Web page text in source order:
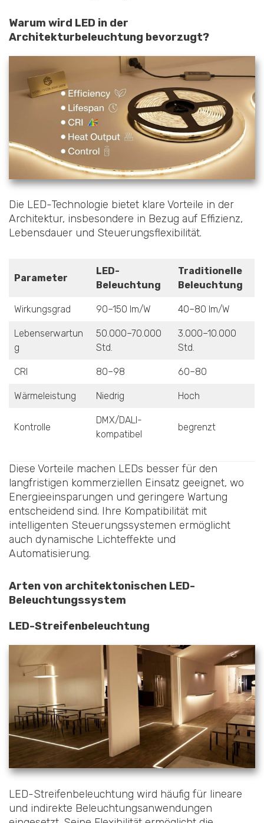
Warum wird LED in der
Architekturbeleuchtung bevorzugt?
Die LED-Technologie bietet klare Vorteile in der
Architektur, insbesondere in Bezug auf Effizienz,
Lebensdauer und Steuerungsflexibilität.
Parameter
LED-
Beleuchtung
Traditionelle
Beleuchtung
Wirkungsgrad 90–150 lm/W 40–80 lm/W
Lebenserwartun
g
50.000–70.000
Std.
3.000–10.000
Std.
CRI 80–98 60–80
Wärmeleistung Niedrig Hoch
Kontrolle
DMX/DALI-
kompatibel
begrenzt
Diese Vorteile machen LEDs besser für den
langfristigen kommerziellen Einsatz geeignet, wo
Energieeinsparungen und geringere Wartung
entscheidend sind. Ihre Kompatibilität mit
intelligenten Steuerungssystemen ermöglicht
auch dynamische Lichteffekte und
Automatisierung.
Arten von architektonischen LED-
Beleuchtungssystem
LED-Streifenbeleuchtung
LED-Streifenbeleuchtung wird häufig für lineare
und indirekte Beleuchtungsanwendungen